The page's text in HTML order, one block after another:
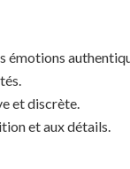
émotions
et discrète.
et aux détails.